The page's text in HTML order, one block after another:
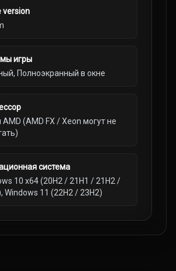
version
игры
Полноэкранный в окне
AMD (AMD FX / Xeon могут не
система
10 x64 (20H2 / 21H1 / 21H2 /
Windows 11 (22H2 / 23H2)